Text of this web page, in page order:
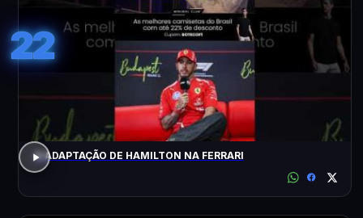
22
A ADAPTAÇÃO DE HAMILTON NA FERRARI